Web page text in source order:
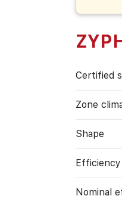
Certified
Zone
Shape
Nominal